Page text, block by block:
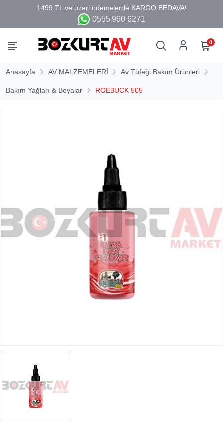
0555 960 6271
0
Anasayfa AV MALZEMELERİ Av Tüfeği Bakım Ürünleri
Bakım Yağları & Boyalar ROEBUCK 505